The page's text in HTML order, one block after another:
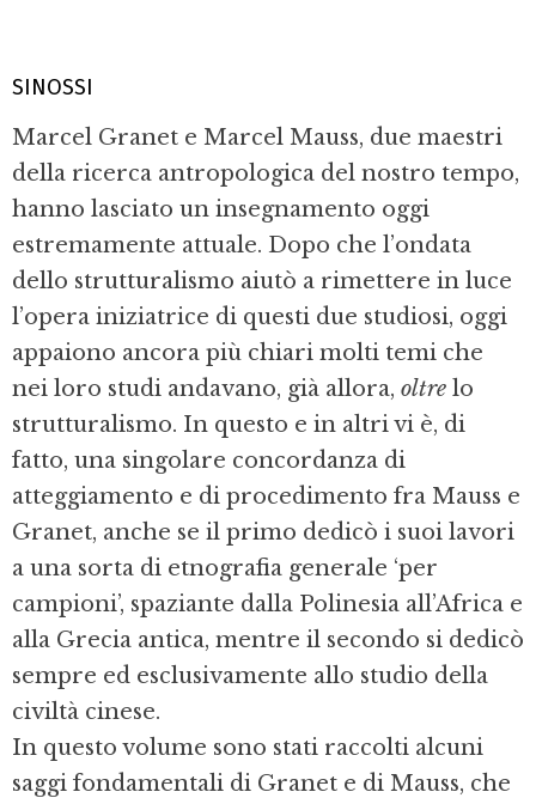
SINOSSI
Marcel Granet e Marcel Mauss, due maestri
della ricerca antropologica del nostro tempo,
hanno lasciato un insegnamento oggi
estremamente attuale. Dopo che l’ondata
dello strutturalismo aiutò a rimettere in luce
l’opera iniziatrice di questi due studiosi, oggi
appaiono ancora più chiari molti temi che
nei loro studi andavano, già allora, oltre lo
strutturalismo. In questo e in altri vi è, di
fatto, una singolare concordanza di
atteggiamento e di procedimento fra Mauss e
Granet, anche se il primo dedicò i suoi lavori
a una sorta di etnografia generale ‘per
campioni’, spaziante dalla Polinesia all’Africa e
alla Grecia antica, mentre il secondo si dedicò
sempre ed esclusivamente allo studio della
civiltà cinese.
In questo volume sono stati raccolti alcuni
saggi fondamentali di Granet e di Mauss, che